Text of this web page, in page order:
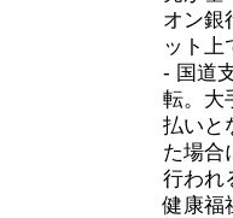
オン銀
ット上
- 国道
転。大
払いと
た場合
行われ
健康福